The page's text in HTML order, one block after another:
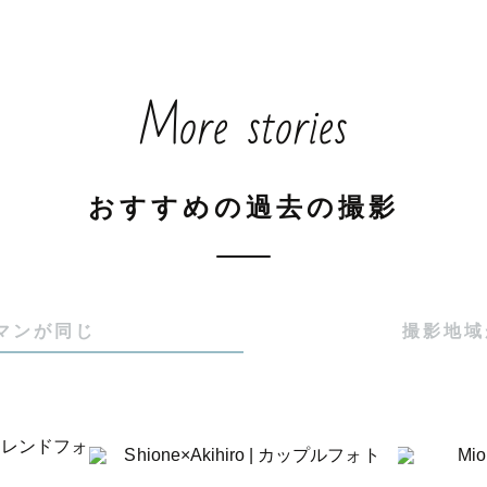
More stories
おすすめの過去の撮影
ンが同じ 撮影地